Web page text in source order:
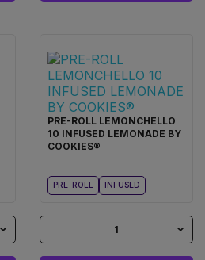
PRE-ROLL LEMONCHELLO
10 INFUSED LEMONADE BY
COOKIES®
PRE-ROLL INFUSED
1